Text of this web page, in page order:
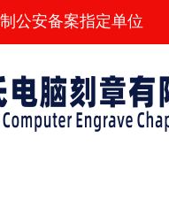
公安备案指定单位